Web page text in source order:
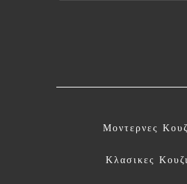
Μοντερνες
Κλασικες